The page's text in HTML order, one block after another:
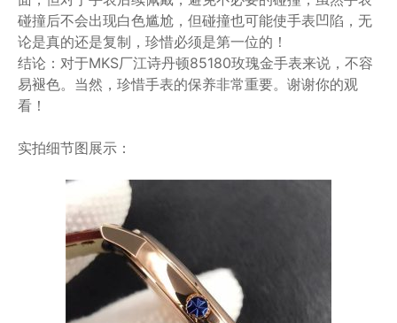
碰撞后不会出现白色尴尬，但碰撞也可能使手表凹陷，无
论是真的还是复制，珍惜必须是第一位的！
结论：对于MKS厂江诗丹顿85180玫瑰金手表来说，不容
易褪色。当然，珍惜手表的保养非常重要。谢谢你的观
看！
实拍细节图展示：